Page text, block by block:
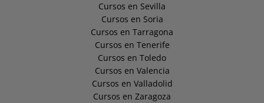
Cursos en Sevilla
Cursos en Soria
Cursos en Tarragona
Cursos en Tenerife
Cursos en Toledo
Cursos en Valencia
Cursos en Valladolid
Cursos en Zaragoza